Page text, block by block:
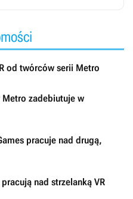
od twórców serii Metro
Metro zadebiutuje w
pracuje nad drugą,
nad strzelanką VR